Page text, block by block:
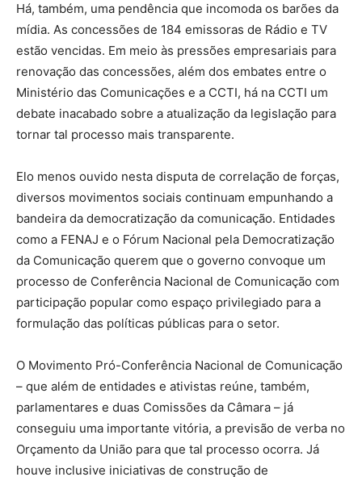
Há, também, uma pendência que incomoda os barões da
mídia. As concessões de 184 emissoras de Rádio e TV
estão vencidas. Em meio às pressões empresariais para
renovação das concessões, além dos embates entre o
Ministério das Comunicações e a CCTI, há na CCTI um
debate inacabado sobre a atualização da legislação para
tornar tal processo mais transparente.
Elo menos ouvido nesta disputa de correlação de forças,
diversos movimentos sociais continuam empunhando a
bandeira da democratização da comunicação. Entidades
como a FENAJ e o Fórum Nacional pela Democratização
da Comunicação querem que o governo convoque um
processo de Conferência Nacional de Comunicação com
participação popular como espaço privilegiado para a
formulação das políticas públicas para o setor.
O Movimento Pró-Conferência Nacional de Comunicação
– que além de entidades e ativistas reúne, também,
parlamentares e duas Comissões da Câmara – já
conseguiu uma importante vitória, a previsão de verba no
Orçamento da União para que tal processo ocorra. Já
houve inclusive iniciativas de construção de